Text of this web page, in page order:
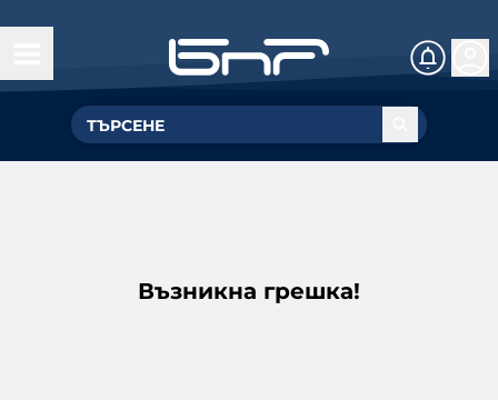
Възникна грешка!